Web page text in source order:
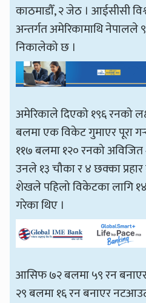
काठमाडौँ, २ जेठ । आईसीसी
अन्तर्गत अमेरिकामाथि नेपालले
निकालेको छ ।
अमेरिकाले दिएको १९६ रनको
बलमा एक विकेट गुमाएर पूरा
११७ बलमा १२० रनको
उनले १३ चौका र ४ छक्का
शेखले पहिलो विकेटका लागि
गरेका थिए ।
आसिफ ७२ बलमा ५९ रन
२९ बलमा १६ रन बनाएर